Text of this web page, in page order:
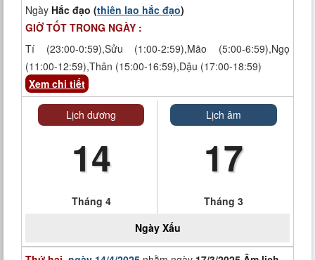
Ngày Hắc đạo (thiên lao hắc đạo)
GIỜ TỐT TRONG NGÀY :
Tí (23:00-0:59),Sửu (1:00-2:59),Mão (5:00-6:59),Ngọ
(11:00-12:59),Thân (15:00-16:59),Dậu (17:00-18:59)
Xem chi tiết
Lịch dương
14
Tháng 4
Lịch âm
17
Tháng 3
Ngày Xấu